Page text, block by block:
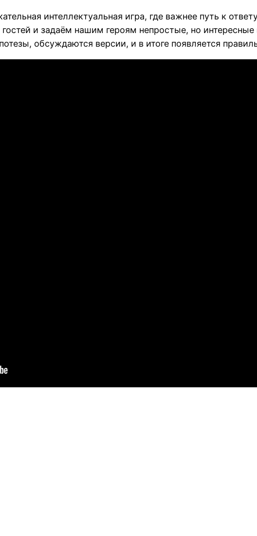
интеллектуальная игра, где важнее путь к
и задаём нашим героям непростые, но
обсуждаются версии, и в итоге появляется